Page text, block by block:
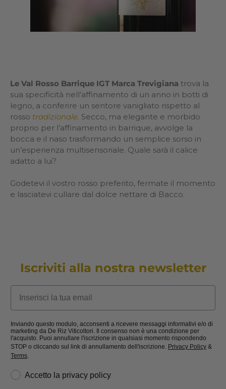
Le Val Rosso Barrique IGT Marca Trevigiana trova la
sua specificità nell’affinamento di un anno in botti di
legno, a conferire un sentore vanigliato rispetto al
rosso tradizionale. Secco, ma elegante e morbido
proprio per l’affinamento in barrique, avvolge la
bocca e il naso trasformando un semplice sorso in
un’esperienza multisensoriale. Quale sarà il calice
adatto a lui?
Godetevi il vostro rosso preferito, fermate il momento
e lasciatevi cullare dal dolce nettare di Bacco.
Iscriviti alla nostra newsletter
Email
Inviando questo modulo, acconsenti a ricevere messaggi informativi e/o di
marketing da De Riz Viticoltori. Il consenso non è una condizione per
l'acquisto. Puoi annullare l'iscrizione in qualsiasi momento rispondendo
STOP o cliccando sul link di annullamento dell'iscrizione. Privacy Policy &
Terms
privacyAccetto la privacy policy